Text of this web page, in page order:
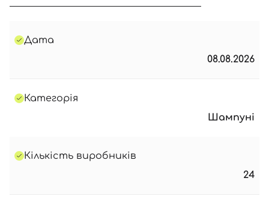
Дата
08.08.2026
Категорія
Шампуні
Кількість виробників
24